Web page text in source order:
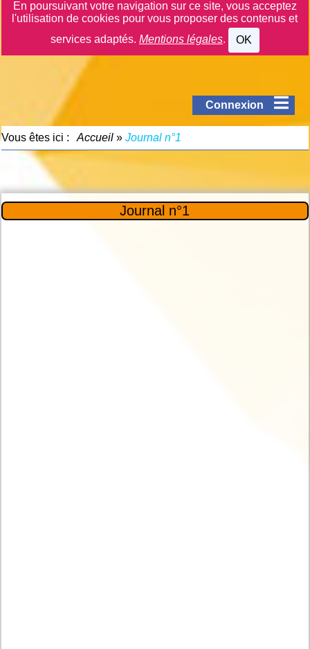
En poursuivant votre navigation sur ce site, vous acceptez
l'utilisation de cookies pour vous proposer des contenus et
services adaptés. Mentions légales. OK
Connexion
Vous êtes ici : Accueil»Journal n°1
Journal n°1